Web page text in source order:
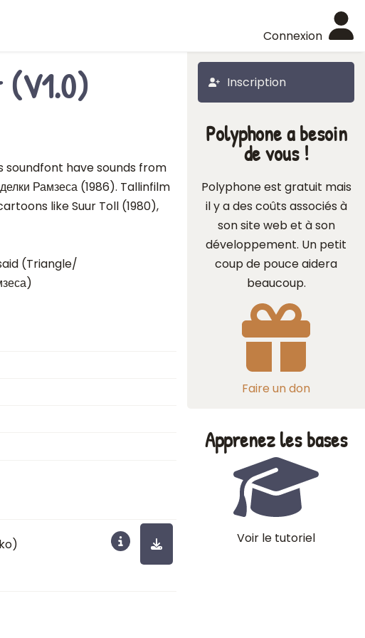
Connexion
Inscription
soundfont have sounds from
Рамзеса (1986). Tallinfilm
like Suur Toll (1980),
(Triangle/
Polyphone a besoin
de vous !
Polyphone est gratuit mais
il y a des coûts associés à
son site web et à son
développement. Un petit
coup de pouce aidera
beaucoup.
Faire un don
Apprenez les bases
Voir le tutoriel